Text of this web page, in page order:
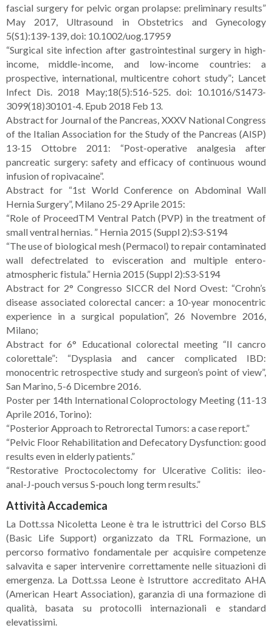
fascial surgery for pelvic organ prolapse: preliminary results”
May 2017, Ultrasound in Obstetrics and Gynecology
5(S1):139-139, doi: 10.1002/uog.17959
“Surgical site infection after gastrointestinal surgery in high-
income, middle-income, and low-income countries: a
prospective, international, multicentre cohort study”; Lancet
Infect Dis. 2018 May;18(5):516-525. doi: 10.1016/S1473-
3099(18)30101-4. Epub 2018 Feb 13.
Abstract for Journal of the Pancreas, XXXV National Congress
of the Italian Association for the Study of the Pancreas (AISP)
13-15 Ottobre 2011: “Post-operative analgesia after
pancreatic surgery: safety and efficacy of continuous wound
infusion of ropivacaine”.
Abstract for “1st World Conference on Abdominal Wall
Hernia Surgery”, Milano 25-29 Aprile 2015:
“Role of ProceedTM Ventral Patch (PVP) in the treatment of
small ventral hernias. ” Hernia 2015 (Suppl 2):S3-S194
“The use of biological mesh (Permacol) to repair contaminated
wall defectrelated to evisceration and multiple entero-
atmospheric fistula.” Hernia 2015 (Suppl 2):S3-S194
Abstract for 2° Congresso SICCR del Nord Ovest: “Crohn’s
disease associated colorectal cancer: a 10-year monocentric
experience in a surgical population”, 26 Novembre 2016,
Milano;
Abstract for 6° Educational colorectal meeting “Il cancro
colorettale”: “Dysplasia and cancer complicated IBD:
monocentric retrospective study and surgeon’s point of view”,
San Marino, 5-6 Dicembre 2016.
Poster per 14th International Coloproctology Meeting (11-13
Aprile 2016, Torino):
“Posterior Approach to Retrorectal Tumors: a case report.”
“Pelvic Floor Rehabilitation and Defecatory Dysfunction: good
results even in elderly patients.”
“Restorative Proctocolectomy for Ulcerative Colitis: ileo-
anal-J-pouch versus S-pouch long term results.”
Attività Accademica
La Dott.ssa Nicoletta Leone è tra le istruttrici del Corso BLS
(Basic Life Support) organizzato da TRL Formazione, un
percorso formativo fondamentale per acquisire competenze
salvavita e saper intervenire correttamente nelle situazioni di
emergenza. La Dott.ssa Leone è Istruttore accreditato AHA
(American Heart Association), garanzia di una formazione di
qualità, basata su protocolli internazionali e standard
elevatissimi.